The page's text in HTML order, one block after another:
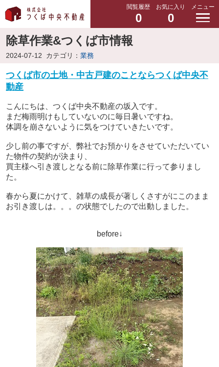
閲覧履歴
0
お気に入り
0
メニュー
除草作業&つくば市情報
2024-07-12 カテゴリ： 業務
つくば市の土地・中古戸建のことならつくば中央不
動産
こんにちは、つくば中央不動産の坂入です。
まだ梅雨明けもしていないのに毎日暑いですね。
体調を崩さないように気をつけていきたいです。
少し前の事ですが、弊社でお預かりをさせていただいてい
た物件の契約が決まり、
買主様へ引き渡しとなる前に除草作業に行って参りまし
た。
春から夏にかけて、雑草の成長が著しくさすがにこのまま
お引き渡しは。。。の状態でしたので出動しました。
before↓